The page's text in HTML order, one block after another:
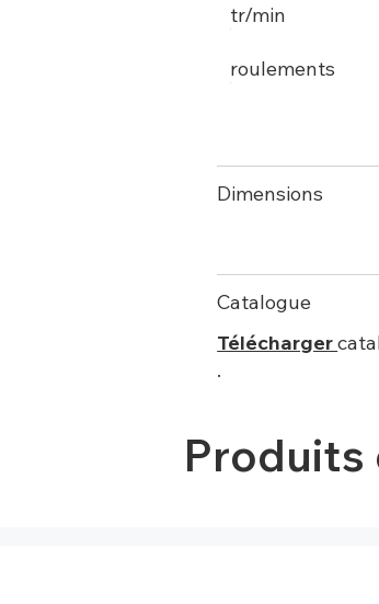
tr/min
roulements
Dimensions
Catalogue
Télécharger
.
Produits